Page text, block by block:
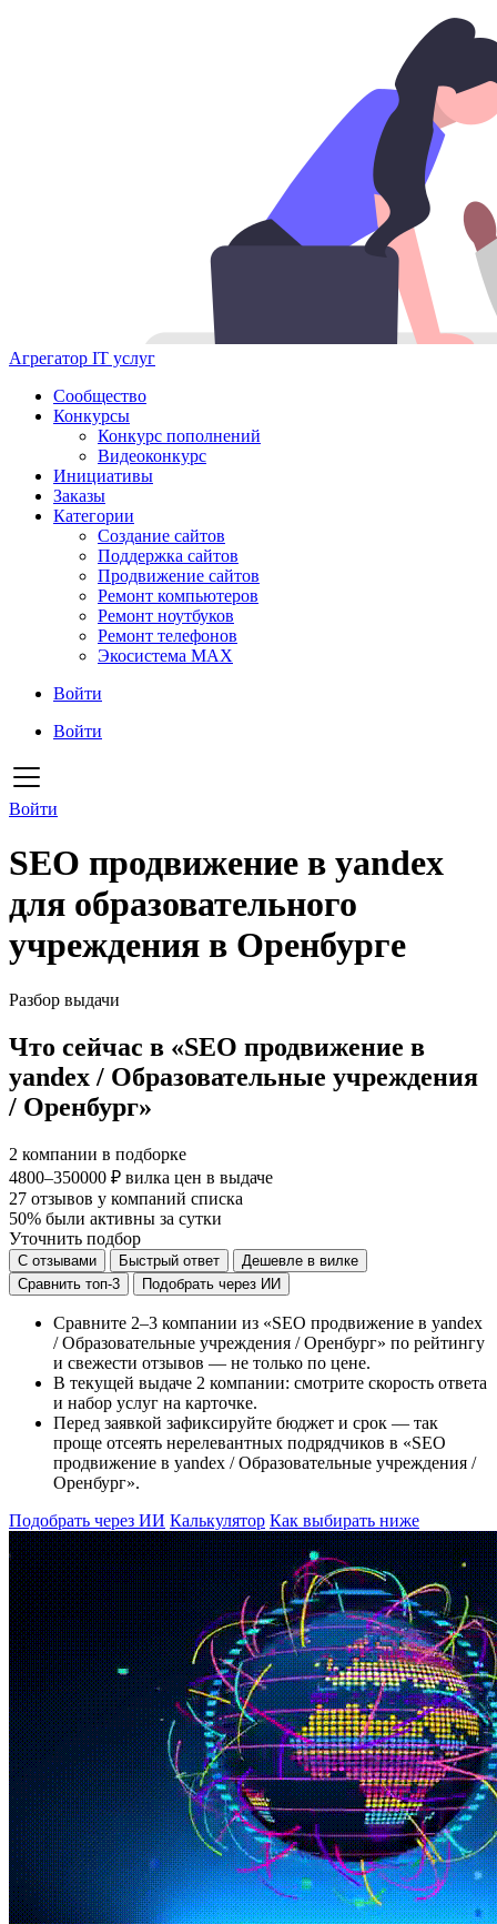
Агрегатор IT услуг
Сообщество
Конкурсы
Конкурс пополнений
Видеоконкурс
Инициативы
Заказы
Категории
Создание сайтов
Поддержка сайтов
Продвижение сайтов
Ремонт компьютеров
Ремонт ноутбуков
Ремонт телефонов
Экосистема MAX
Войти
Войти
Войти
SEO продвижение в yandex
для образовательного
учреждения в Оренбурге
Разбор выдачи
Что сейчас в «SEO продвижение в
yandex / Образовательные учреждения
/ Оренбург»
2 компании в подборке
4800–350000 ₽ вилка цен в выдаче
27 отзывов у компаний списка
50% были активны за сутки
Уточнить подбор
С отзывами Быстрый ответ
Дешевле в вилке
Сравнить топ-3
Подобрать через ИИ
Сравните 2–3 компании из «SEO продвижение в yandex
/ Образовательные учреждения / Оренбург» по рейтингу
и свежести отзывов — не только по цене.
В текущей выдаче 2 компании: смотрите скорость ответа
и набор услуг на карточке.
Перед заявкой зафиксируйте бюджет и срок — так
проще отсеять нерелевантных подрядчиков в «SEO
продвижение в yandex / Образовательные учреждения /
Оренбург».
Подобрать через ИИ Калькулятор Как выбирать ниже